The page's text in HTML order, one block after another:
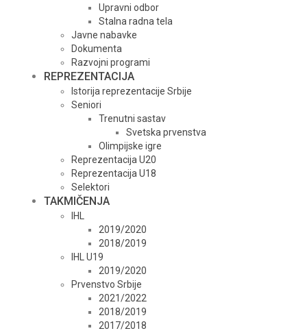
Upravni odbor
Stalna radna tela
Javne nabavke
Dokumenta
Razvojni programi
REPREZENTACIJA
Istorija reprezentacije Srbije
Seniori
Trenutni sastav
Svetska prvenstva
Olimpijske igre
Reprezentacija U20
Reprezentacija U18
Selektori
TAKMIČENJA
IHL
2019/2020
2018/2019
IHL U19
2019/2020
Prvenstvo Srbije
2021/2022
2018/2019
2017/2018